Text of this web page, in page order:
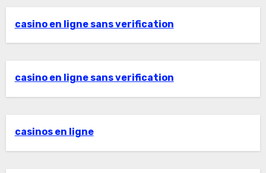
casino en ligne sans verification
casino en ligne sans verification
casinos en ligne